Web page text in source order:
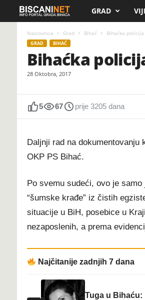
i
n
i
n
t
GRAD
Naslovnica Grad Bihać Bihaćka
GRAD BIHAĆ
Bihaćka
28 Oktobra, 2017
5 67 prije 3205 dana
Daljnji rad na dokumentovanju
OKP PS Bihać.
Po svemu sudeći, ovo je
“šumske krađe” iz čistih
situacije u BiH, posebice u
nezaposlenih, a prema
Najčitanije zadnjih 7 dana
Tuga u Bihaću: